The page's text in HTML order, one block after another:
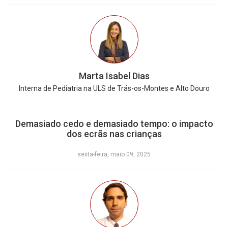
Marta Isabel Dias
Interna de Pediatria na ULS de Trás-os-Montes e Alto Douro
Demasiado cedo e demasiado tempo: o impacto
dos ecrãs nas crianças
sexta-feira, maio 09, 2025